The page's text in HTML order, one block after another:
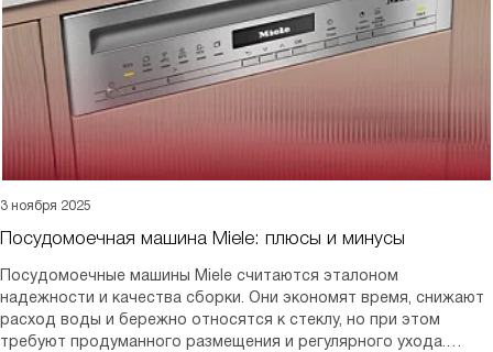
3 ноября 2025
Посудомоечная машина Miele: плюсы и минусы
Посудомоечные машины Miele считаются эталоном
надежности и качества сборки. Они экономят время, снижают
расход воды и бережно относятся к стеклу, но при этом
требуют продуманного размещения и регулярного ухода.